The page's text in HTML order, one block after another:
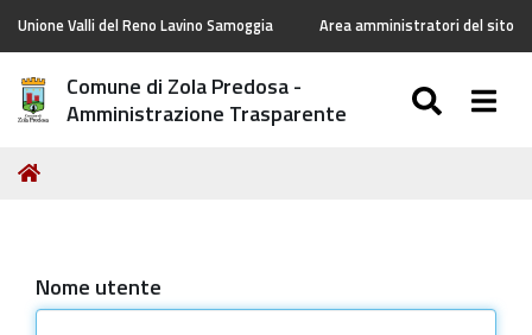
Unione Valli del Reno Lavino Samoggia Area amministratori del sito
Comune di Zola Predosa -
Amministrazione Trasparente
Tu
Nome utente